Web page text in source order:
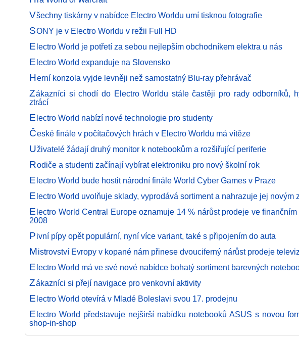
Všechny tiskárny v nabídce Electro Worldu umí tisknou fotografie
SONY je v Electro Worldu v režii Full HD
Electro World je potřetí za sebou nejlepším obchodníkem elektra u nás
Electro World expanduje na Slovensko
Herní konzola vyjde levněji než samostatný Blu-ray přehrávač
Zákazníci si chodí do Electro Worldu stále častěji pro rady odborníků,
ztrácí
Electro World nabízí nové technologie pro studenty
České finále v počítačových hrách v Electro Worldu má vítěze
Uživatelé žádají druhý monitor k notebookům a rozšiřující periferie
Rodiče a studenti začínají vybírat elektroniku pro nový školní rok
Electro World bude hostit národní finále World Cyber Games v Praze
Electro World uvolňuje sklady, vyprodává sortiment a nahrazuje jej novým
Electro World Central Europe oznamuje 14 % nárůst prodeje ve
2008
Pivní pípy opět populární, nyní více variant, také s připojením do auta
Mistrovství Evropy v kopané nám přinese dvouciferný nárůst prodeje
Electro World má ve své nové nabídce bohatý sortiment barevných
Zákazníci si přejí navigace pro venkovní aktivity
Electro World otevírá v Mladé Boleslavi svou 17. prodejnu
Electro World představuje nejširší nabídku notebooků ASUS s novou
shop-in-shop